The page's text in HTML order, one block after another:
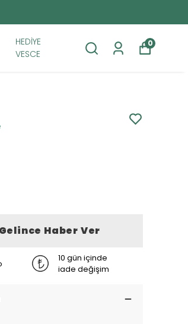
HEDİYE
VESCE
0
Haber Ver
10 gün içinde
iade değişim